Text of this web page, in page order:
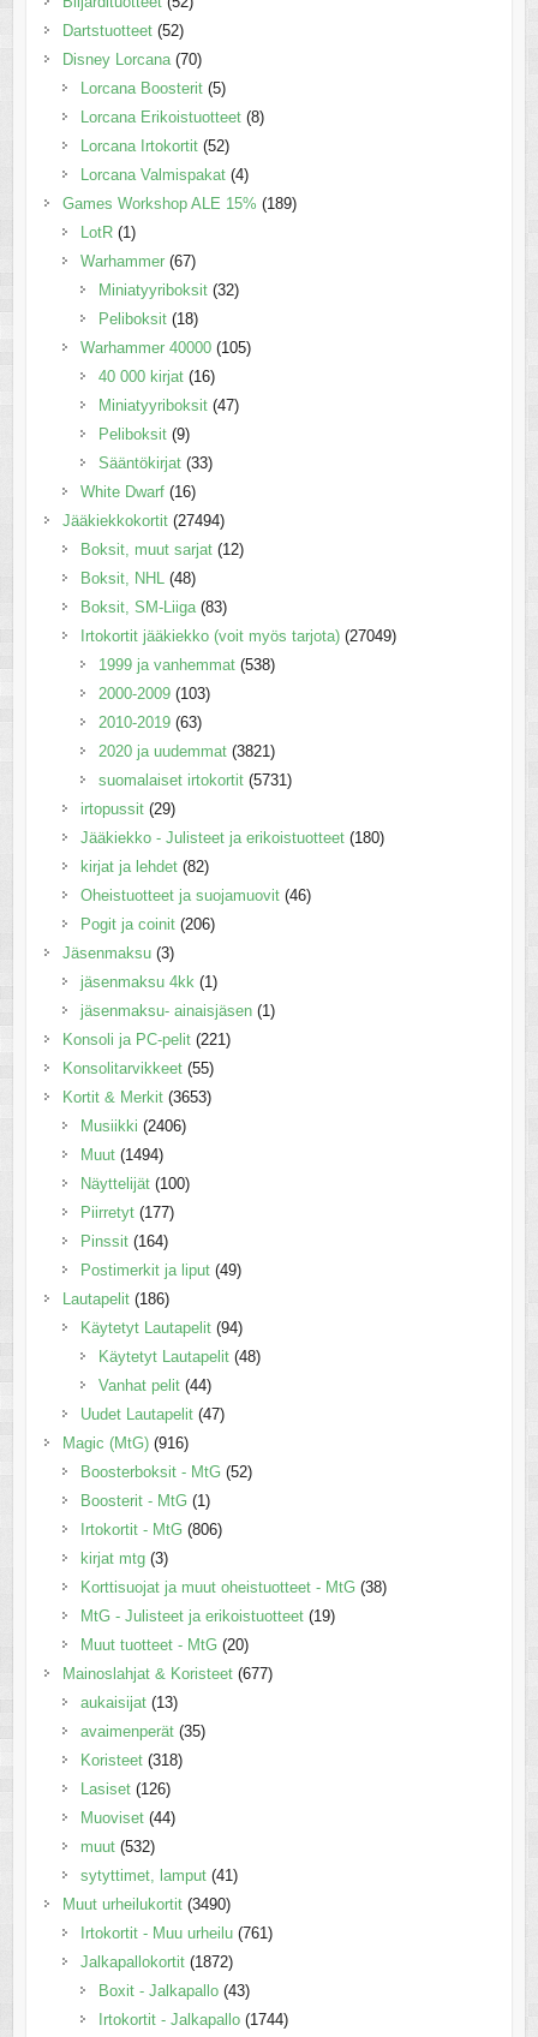
Dartstuotteet (52)
Disney Lorcana (70)
Lorcana Boosterit (5)
Lorcana Erikoistuotteet (8)
Lorcana Irtokortit (52)
Lorcana Valmispakat (4)
Games Workshop ALE 15% (189)
LotR (1)
Warhammer (67)
Miniatyyriboksit (32)
Peliboksit (18)
Warhammer 40000 (105)
40 000 kirjat (16)
Miniatyyriboksit (47)
Peliboksit (9)
Sääntökirjat (33)
White Dwarf (16)
Jääkiekkokortit (27494)
Boksit, muut sarjat (12)
Boksit, NHL
(48)
Boksit, SM-Liiga (83)
Irtokortit jääkiekko (voit myös tarjota) (27049)
1999 ja vanhemmat (538)
2000-2009 (103)
2010-2019 (63)
2020 ja uudemmat (3821)
suomalaiset irtokortit (5731)
irtopussit (29)
Jääkiekko - Julisteet ja erikoistuotteet (180)
kirjat ja lehdet (82)
Oheistuotteet ja suojamuovit (46)
Pogit ja coinit (206)
Jäsenmaksu (3)
jäsenmaksu 4kk (1)
jäsenmaksu- ainaisjäsen (1)
Konsoli ja PC-pelit (221)
Konsolitarvikkeet (55)
Kortit & Merkit (3653)
Musiikki (2406)
Muut (1494)
Näyttelijät (100)
Piirretyt (177)
Pinssit (164)
Postimerkit ja liput (49)
Lautapelit (186)
Käytetyt Lautapelit (94)
Käytetyt Lautapelit (48)
Vanhat pelit (44)
Uudet Lautapelit (47)
Magic (MtG) (916)
Boosterboksit - MtG (52)
Boosterit - MtG (1)
Irtokortit - MtG (806)
kirjat mtg (3)
Korttisuojat ja muut oheistuotteet - MtG (38)
MtG - Julisteet ja erikoistuotteet (19)
Muut tuotteet - MtG (20)
Mainoslahjat & Koristeet (677)
aukaisijat (13)
avaimenperät (35)
Koristeet (318)
Lasiset (126)
Muoviset (44)
muut (532)
sytyttimet, lamput (41)
Muut urheilukortit (3490)
Irtokortit - Muu urheilu (761)
Jalkapallokortit (1872)
Boxit - Jalkapallo (43)
Irtokortit - Jalkapallo (1744)